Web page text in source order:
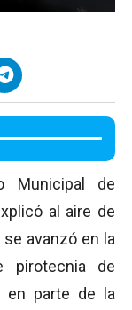
Municipal de
al aire de
se avanzó en la
pirotecnia de
en parte de la